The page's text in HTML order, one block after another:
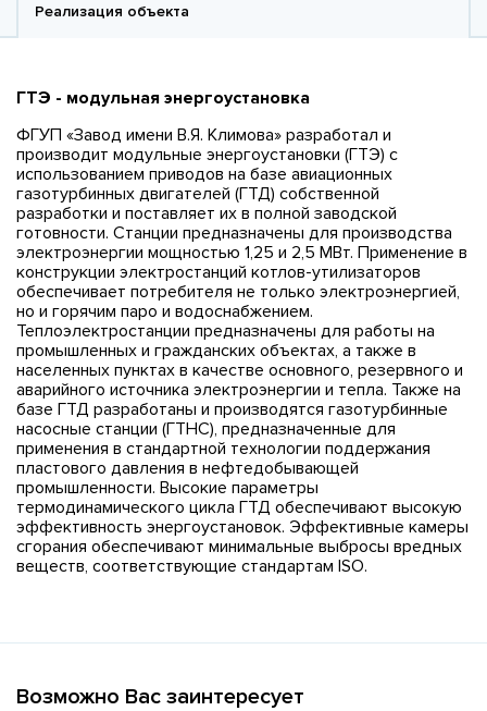
Реализация объекта
ГТЭ - модульная энергоустановка
ФГУП «Завод имени В.Я. Климова» разработал и
производит модульные энергоустановки (ГТЭ) с
использованием приводов на базе авиационных
газотурбинных двигателей (ГТД) собственной
разработки и поставляет их в полной заводской
готовности. Станции предназначены для производства
электроэнергии мощностью 1,25 и 2,5 МВт. Применение в
конструкции электростанций котлов-утилизаторов
обеспечивает потребителя не только электроэнергией,
но и горячим паро и водоснабжением.
Теплоэлектростанции предназначены для работы на
промышленных и гражданских объектах, а также в
населенных пунктах в качестве основного, резервного и
аварийного источника электроэнергии и тепла. Также на
базе ГТД разработаны и производятся газотурбинные
насосные станции (ГТНС), предназначенные для
применения в стандартной технологии поддержания
пластового давления в нефтедобывающей
промышленности. Высокие параметры
термодинамического цикла ГТД обеспечивают высокую
эффективность энергоустановок. Эффективные камеры
сгорания обеспечивают минимальные выбросы вредных
веществ, соответствующие стандартам ISO.
Возможно Вас заинтересует